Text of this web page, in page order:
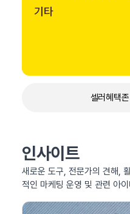
기타
셀러혜택존
인사이트
새로운 도구, 전문가의 견해,
적인 마케팅 운영 및 관련 아